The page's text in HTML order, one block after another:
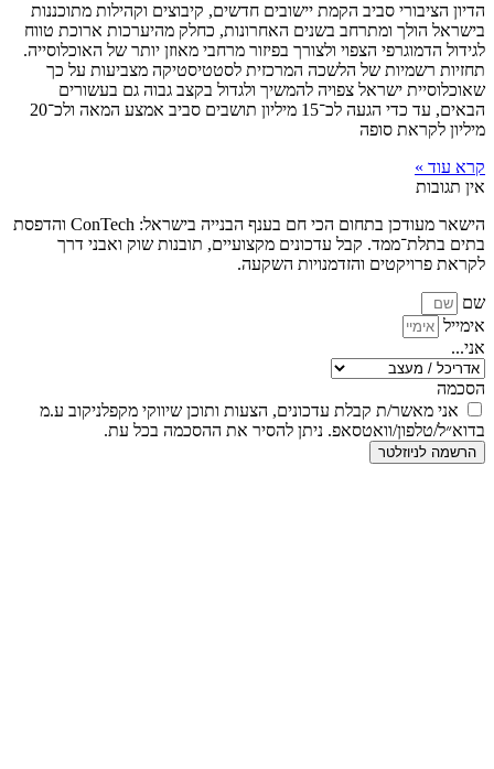
הדיון הציבורי סביב הקמת יישובים חדשים, קיבוצים וקהילות מתוכננות
בישראל הולך ומתרחב בשנים האחרונות, כחלק מהיערכות ארוכת טווח
לגידול הדמוגרפי הצפוי ולצורך בפיזור מרחבי מאוזן יותר של האוכלוסייה.
תחזיות רשמיות של הלשכה המרכזית לסטטיסטיקה מצביעות על כך
שאוכלוסיית ישראל צפויה להמשיך ולגדול בקצב גבוה גם בעשורים
הבאים, עד כדי הגעה לכ־15 מיליון תושבים סביב אמצע המאה ולכ־20
מיליון לקראת סופה
קרא עוד »
אין תגובות
הישאר מעודכן בתחום הכי חם בענף הבנייה בישראל: ConTech והדפסת
בתים בתלת־ממד. קבל עדכונים מקצועיים, תובנות שוק ואבני דרך
לקראת פרויקטים והזדמנויות השקעה.
שם
אימייל
אני...
הסכמה
אני מאשר/ת קבלת עדכונים, הצעות ותוכן שיווקי מקפלניקוב ע.מ
בדוא״ל/טלפון/וואטסאפ. ניתן להסיר את ההסכמה בכל עת.
הרשמה לניוזלטר